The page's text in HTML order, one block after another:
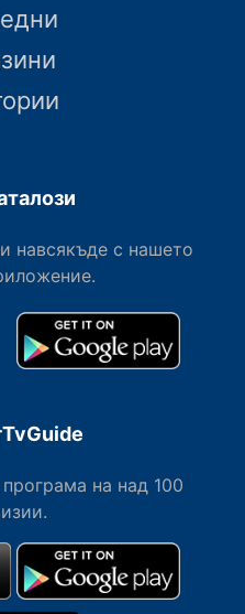
навсякъде с нашето
на над 100